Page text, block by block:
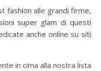
fashion alle grandi firme,
super glam di questi
anche online su siti
in cima alla nostra lista